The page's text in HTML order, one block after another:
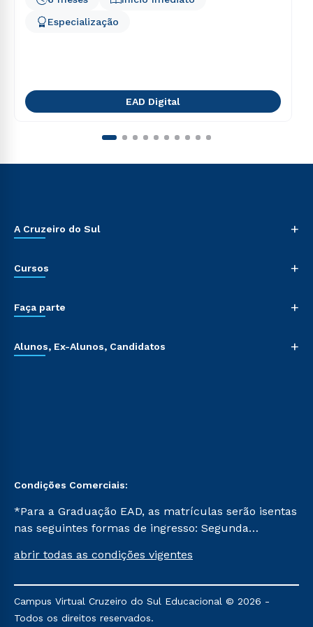
Especialização
EAD Digital
A Cruzeiro do Sul +
Cursos +
Faça parte +
Alunos, Ex-Alunos, Candidatos +
Condições Comerciais:
*Para a Graduação EAD, as matrículas serão isentas
nas seguintes formas de ingresso: Segunda
Já para as demais, a taxa de matrícula será de R$
mencionadas são referentes aos cursos: Ensino
Religioso, Geografia para a Docência e Metodologia
abrir todas as condições vigentes
Campus Virtual Cruzeiro do Sul Educacional © 2026 -
Todos os direitos reservados.